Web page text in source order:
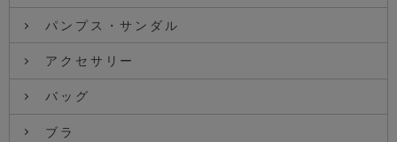
パンプス・サンダル
アクセサリー
バッグ
ブラ